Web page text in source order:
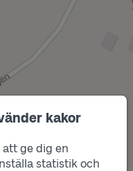
kakor
att ge dig en
statistik och